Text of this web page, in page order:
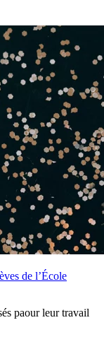
de l’École
paour leur travail